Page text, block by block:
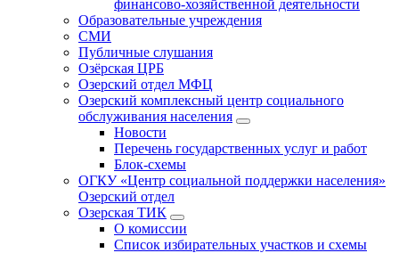
финансово-хозяйственной деятельности
Образовательные учреждения
СМИ
Публичные слушания
Озёрская ЦРБ
Озерский отдел МФЦ
Озерский комплексный центр социального
обслуживания населения
Новости
Перечень государственных услуг и работ
Блок-схемы
ОГКУ «Центр социальной поддержки населения»
Озерский отдел
Озерская ТИК
О комиссии
Список избирательных участков и схемы